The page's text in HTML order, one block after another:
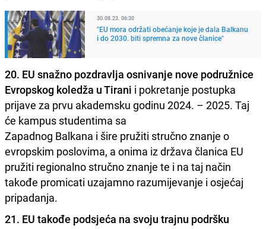
30.08.23. 06:30
"EU mora održati obećanje koje je dala Balkanu
i do 2030. biti spremna za nove članice"
20. EU snažno pozdravlja osnivanje nove podružnice
Evropskog koledža u Tirani i pokretanje postupka
prijave za prvu akademsku godinu 2024. – 2025. Taj
će kampus studentima sa
Zapadnog Balkana i šire pružiti stručno znanje o
evropskim poslovima, a onima iz država članica EU
pružiti regionalno stručno znanje te i na taj način
takođe promicati uzajamno razumijevanje i osjećaj
pripadanja.
21. EU takođe podsjeća na svoju trajnu podršku